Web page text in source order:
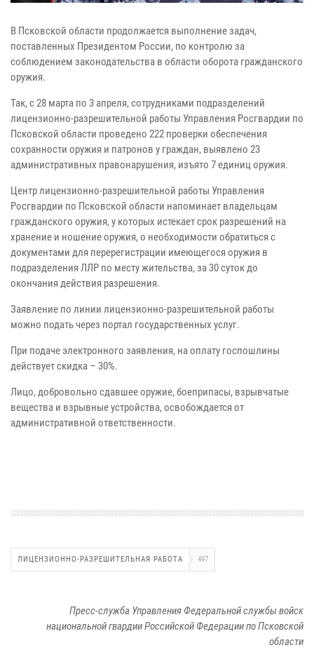
В Псковской области продолжается выполнение задач,
поставленных Президентом России, по контролю за
соблюдением законодательства в области оборота гражданского
оружия.
Так, с 28 марта по 3 апреля, сотрудниками подразделений
лицензионно-разрешительной работы Управления Росгвардии по
Псковской области проведено 222 проверки обеспечения
сохранности оружия и патронов у граждан, выявлено 23
административных правонарушения, изъято 7 единиц оружия.
Центр лицензионно-разрешительной работы Управления
Росгвардии по Псковской области напоминает владельцам
гражданского оружия, у которых истекает срок разрешений на
хранение и ношение оружия, о необходимости обратиться с
документами для перерегистрации имеющегося оружия в
подразделения ЛЛР по месту жительства, за 30 суток до
окончания действия разрешения.
Заявление по линии лицензионно-разрешительной работы
можно подать через портал государственных услуг.
При подаче электронного заявления, на оплату госпошлины
действует скидка – 30%.
Лицо, добровольно сдавшее оружие, боеприпасы, взрывчатые
вещества и взрывные устройства, освобождается от
административной ответственности.
ЛИЦЕНЗИОННО-РАЗРЕШИТЕЛЬНАЯ РАБОТА 497
Пресс-служба Управления Федеральной службы войск
национальной гвардии Российской Федерации по Псковской
области